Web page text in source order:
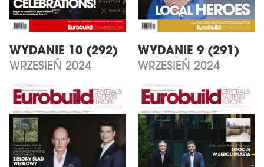
WYDANIE 10 (292)
WRZESIEŃ 2024
WYDANIE 9 (291)
WRZESIEŃ 2024